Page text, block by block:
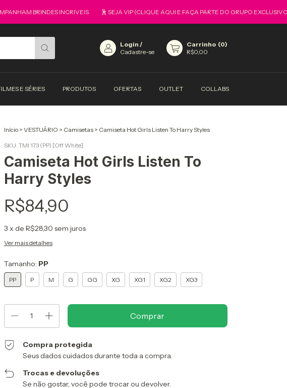
BRINDES INCRIVEIS 🕺 SEJA VIP (CLIQUE AQUI E FAÇA PARTE DO GRUPO EXCLUSIVO)
Login /
Cadastre-se
Carrinho (0)
R$0,00
E SÉRIES PRODUTOS OFERTAS OUTLET COLLABS
Início > VESTUÁRIO > Camisetas > Camiseta Hot Girls Listen To Harry Styles
SKU: TMI 173 (PP) [Off White]
Camiseta Hot Girls Listen To
Harry Styles
R$84,90
3 x de R$28,30 sem juros
Ver mais detalhes
Tamanho: PP
PP P M G GG XG XG1 XG2 XG3
Compra protegida
Seus dados cuidados durante toda a compra.
Trocas e devoluções
Se não gostar, você pode trocar ou devolver.